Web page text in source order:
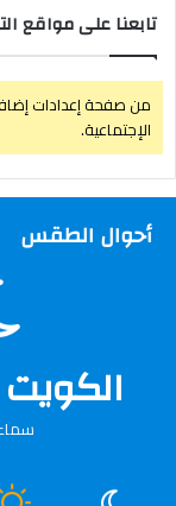
تابعنا على مواقع
من صفحة إعدادات
الإجتماعية.
أحوال الطقس